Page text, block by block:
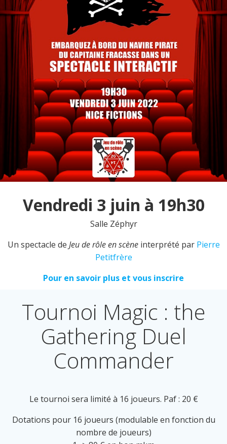
Vendredi 3 juin à 19h30
Salle Zéphyr
Un spectacle de Jeu de rôle en scèneinterprété par Pierre
Petitfrère
Pour en savoir plus et vous inscrire
Tournoi Magic : the
Gathering Duel
Commander
Le tournoi sera limité à 16 joueurs. Paf : 20 €
Dotations pour 16 joueurs (modulable en fonction du
nombre de joueurs)